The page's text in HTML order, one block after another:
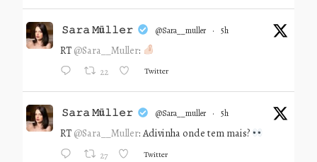
𝚂𝚊𝚛𝚊 𝙼ü𝚕𝚕𝚎𝚛 @sara__muller · 5h
RT @Sara__Muller:
22 Twitter
𝚂𝚊𝚛𝚊 𝙼ü𝚕𝚕𝚎𝚛 @sara__muller · 5h
RT @Sara__Muller: Adivinha onde tem mais?
27 Twitter